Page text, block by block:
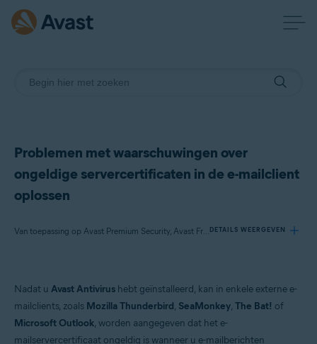
Problemen met waarschuwingen over
ongeldige servercertificaten in de e-mailclient
oplossen
Van toepassing op Avast Premium Security, Avast Free AntivirusDETAILS WEERGEVEN
Producten:
Avast Premium Security
Nadat u Avast Antivirus hebt geïnstalleerd, kan in enkele externe e-
mailclients, zoals Mozilla Thunderbird, SeaMonkey, The Bat! of
Microsoft Outlook, worden aangegeven dat het e-
mailservercertificaat ongeldig is wanneer u e-mailberichten